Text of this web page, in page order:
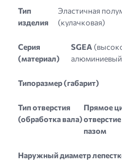
Тип
изделия
Эластичная
(кулачковая)
Серия
(материал)
SGEA
алюминиевый
Типоразмер (габарит)
Тип отверстия
(обработка вала)
Прямое
пазом
Наружный диаметр